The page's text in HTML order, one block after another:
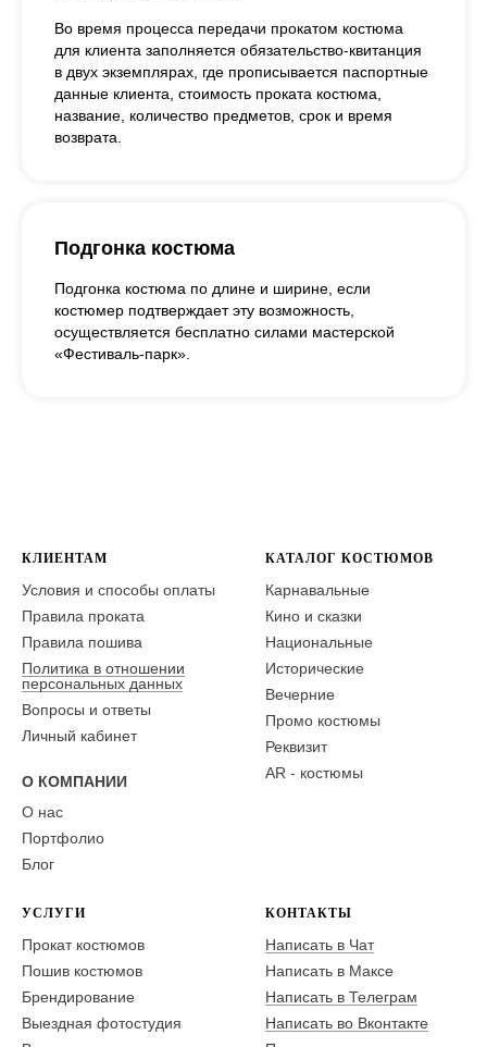
Во время процесса передачи прокатом костюма
для клиента заполняется обязательство-квитанция
в двух экземплярах, где прописывается паспортные
данные клиента, стоимость проката костюма,
название, количество предметов, срок и время
возврата.
Подгонка костюма
Подгонка костюма по длине и ширине, если
костюмер подтверждает эту возможность,
осуществляется бесплатно силами мастерской
«Фестиваль-парк».
КЛИЕНТАМ
Условия и способы оплаты
Правила проката
Правила пошива
Политика в отношении
персональных данных
Вопросы и ответы
Личный кабинет
О КОМПАНИИ
О нас
Портфолио
Блог
КАТАЛОГ КОСТЮМОВ
Карнавальные
Кино и сказки
Национальные
Исторические
Вечерние
Промо костюмы
Реквизит
AR - костюмы
УСЛУГИ
Прокат костюмов
Пошив костюмов
Брендирование
Выездная фотостудия
КОНТАКТЫ
Написать в Чат
Написать в Максе
Написать в Телеграм
Написать во Вконтакте